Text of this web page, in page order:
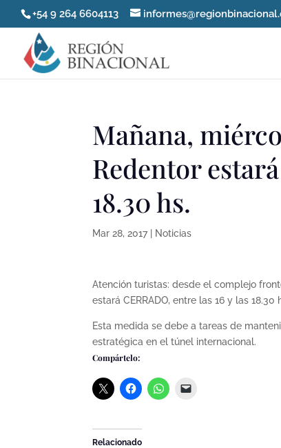
+54 9 264 6604113
Mañana,
Redentor
18.30 hs.
Mar 28, 2017| Noticias
Atención turistas: desde el complejo
estará CERRADO, entre las 16 y las 18.30
Esta medida se debe a tareas de
estratégica en el túnel internacional.
Compártelo:
Relacionado